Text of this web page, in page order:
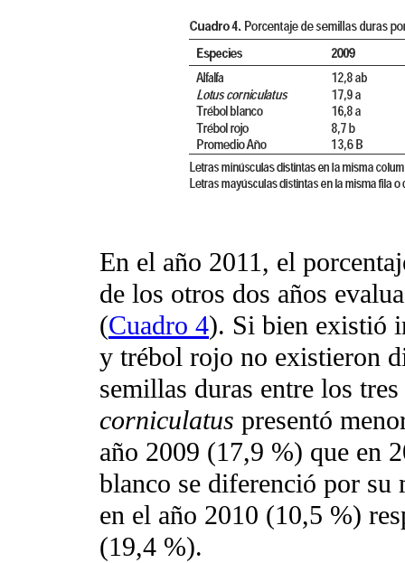
En el año 2011, el
de los otros dos años
(Cuadro 4). Si bien existió
y trébol rojo no existieron
semillas duras entre los
corniculatus presentó
año 2009 (17,9 %) que en
blanco se diferenció por su
en el año 2010 (10,5 %)
(19,4 %).